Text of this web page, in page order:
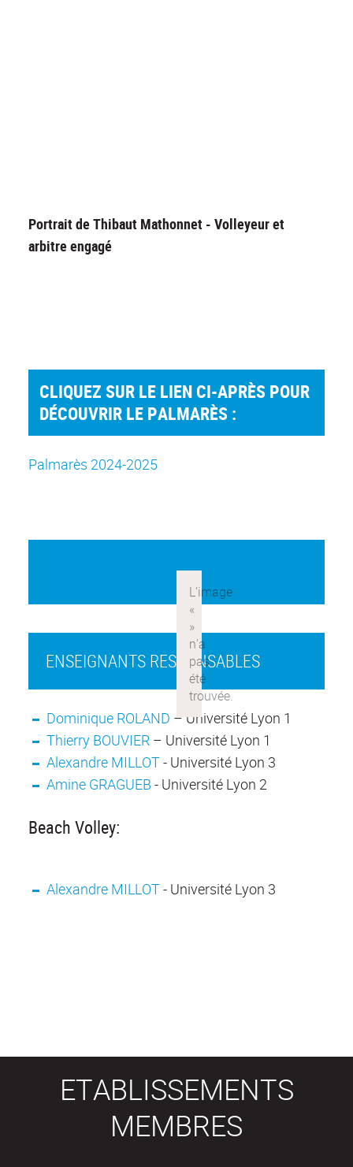
Portrait de Thibaut Mathonnet - Volleyeur et
arbitre engagé
CLIQUEZ SUR LE LIEN CI-APRÈS POUR
DÉCOUVRIR LE PALMARÈS :
Palmarès 2024-2025
ENSEIGNANTS RESPONSABLES
Dominique ROLAND – Université Lyon 1
Thierry BOUVIER– Université Lyon 1
Alexandre MILLOT- Université Lyon 3
Amine GRAGUEB - Université Lyon 2
Beach Volley:
Alexandre MILLOT- Université Lyon 3
ETABLISSEMENTS
MEMBRES